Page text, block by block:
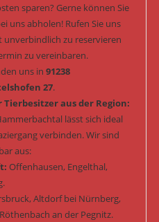
sparen? Gerne können Sie
uns abholen! Rufen Sie uns
zu reservieren
zu vereinbaren.
uns in 91238
27.
aus der Region:
lässt sich ideal
verbinden. Wir sind
aus:
Offenhausen, Engelthal,
Altdorf bei Nürnberg,
an der Pegnitz.